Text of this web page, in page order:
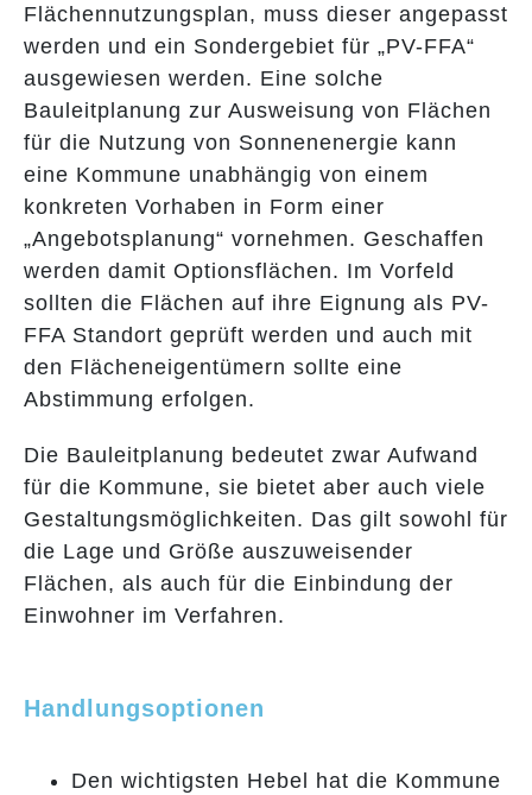
Flächennutzungsplan, muss dieser angepasst
werden und ein Sondergebiet für „PV-FFA“
ausgewiesen werden. Eine solche
Bauleitplanung zur Ausweisung von Flächen
für die Nutzung von Sonnenenergie kann
eine Kommune unabhängig von einem
konkreten Vorhaben in Form einer
„Angebotsplanung“ vornehmen. Geschaffen
werden damit Optionsflächen. Im Vorfeld
sollten die Flächen auf ihre Eignung als PV-
FFA Standort geprüft werden und auch mit
den Flächeneigentümern sollte eine
Abstimmung erfolgen.
Die Bauleitplanung bedeutet zwar Aufwand
für die Kommune, sie bietet aber auch viele
Gestaltungsmöglichkeiten. Das gilt sowohl für
die Lage und Größe auszuweisender
Flächen, als auch für die Einbindung der
Einwohner im Verfahren.
Handlungsoptionen
Den wichtigsten Hebel hat die Kommune